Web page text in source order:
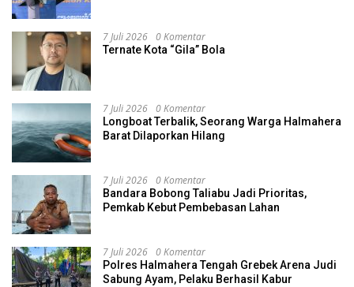
7 Juli 2026 0 Komentar
Ternate Kota “Gila” Bola
7 Juli 2026 0 Komentar
Longboat Terbalik, Seorang Warga Halmahera
Barat Dilaporkan Hilang
7 Juli 2026 0 Komentar
Bandara Bobong Taliabu Jadi Prioritas,
Pemkab Kebut Pembebasan Lahan
7 Juli 2026 0 Komentar
Polres Halmahera Tengah Grebek Arena Judi
Sabung Ayam, Pelaku Berhasil Kabur